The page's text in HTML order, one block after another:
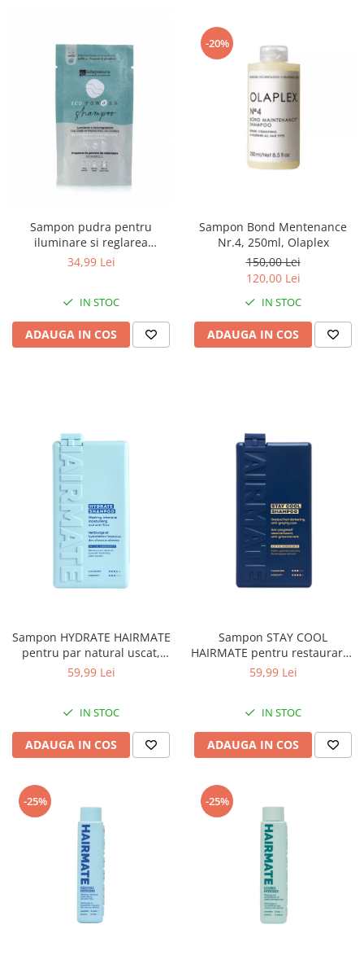
Sampon pudra pentru
iluminare si reglarea
sebumului, 25 g, La Saponaria
34,99 Lei
IN STOC
ADAUGA IN COS
-20%
Sampon Bond Mentenance
Nr.4, 250ml, Olaplex
150,00 Lei
120,00 Lei
IN STOC
ADAUGA IN COS
Sampon HYDRATE HAIRMATE
pentru par natural uscat,
deshidratat excesiv,
59,99 Lei
IN STOC
ADAUGA IN COS
Sampon STAY COOL
HAIRMATE pentru restaurarea
culorii inchise, HAIRMATE,
59,99 Lei
IN STOC
ADAUGA IN COS
-25% -25%